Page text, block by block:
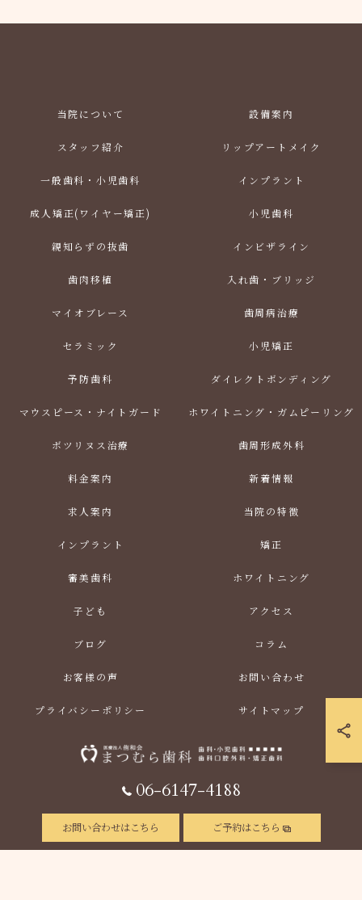
06-6147-4188
お問い合わせはこちら ご予約はこちら
当院について 設備案内
スタッフ紹介 リップアートメイク
一般歯科・小児歯科 インプラント
成人矯正(ワイヤー矯正) 小児歯科
親知らずの抜歯 インビザライン
歯肉移植 入れ歯・ブリッジ
マイオブレース 歯周病治療
セラミック 小児矯正
予防歯科 ダイレクトボンディング
マウスピース・ナイトガード ホワイトニング・ガムピーリング
ボツリヌス治療 歯周形成外科
料金案内 新着情報
求人案内 当院の特徴
インプラント 矯正
審美歯科 ホワイトニング
子ども アクセス
ブログ コラム
お客様の声 お問い合わせ
プライバシーポリシー サイトマップ
© 2026 大阪府福島区の歯医者なら医療法人侑和会まつむら歯科 ALL RIGHTS RESERVED.